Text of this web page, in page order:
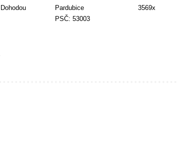
Dohodou
Pardubice
PSČ: 53003
3569x